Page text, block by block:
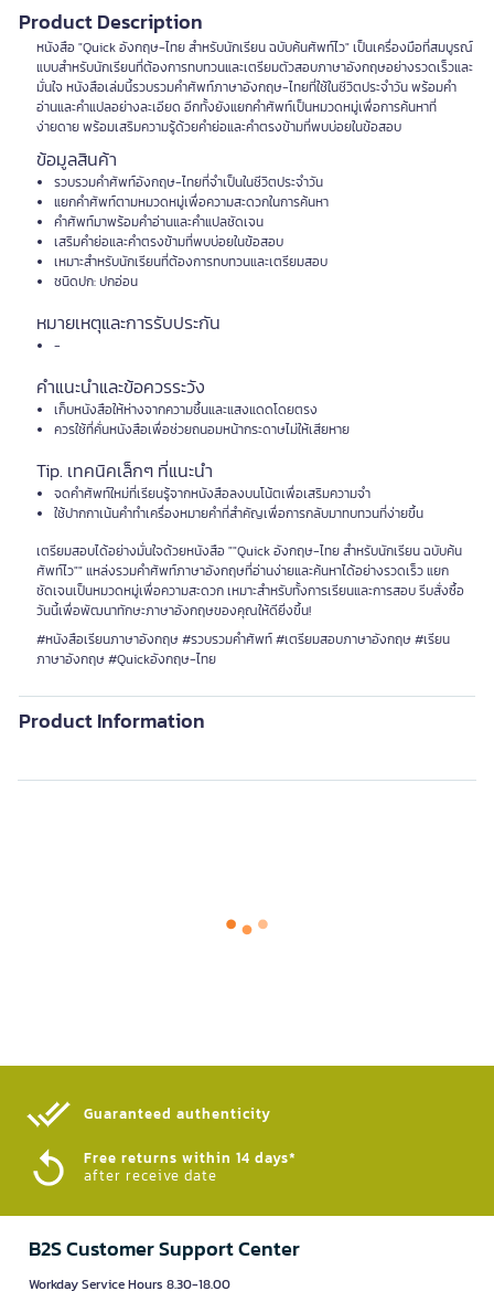
Product Description
หนังสือ "Quick อังกฤษ-ไทย สำหรับนักเรียน ฉบับค้นศัพท์ไว" เป็นเครื่องมือที่สมบูรณ์
แบบสำหรับนักเรียนที่ต้องการทบทวนและเตรียมตัวสอบภาษาอังกฤษอย่างรวดเร็วและ
มั่นใจ หนังสือเล่มนี้รวบรวมคำศัพท์ภาษาอังกฤษ-ไทยที่ใช้ในชีวิตประจำวัน พร้อมคำ
อ่านและคำแปลอย่างละเอียด อีกทั้งยังแยกคำศัพท์เป็นหมวดหมู่เพื่อการค้นหาที่
ง่ายดาย พร้อมเสริมความรู้ด้วยคำย่อและคำตรงข้ามที่พบบ่อยในข้อสอบ
ข้อมูลสินค้า
รวบรวมคำศัพท์อังกฤษ-ไทยที่จำเป็นในชีวิตประจำวัน
แยกคำศัพท์ตามหมวดหมู่เพื่อความสะดวกในการค้นหา
คำศัพท์มาพร้อมคำอ่านและคำแปลชัดเจน
เสริมคำย่อและคำตรงข้ามที่พบบ่อยในข้อสอบ
เหมาะสำหรับนักเรียนที่ต้องการทบทวนและเตรียมสอบ
ชนิดปก: ปกอ่อน
หมายเหตุและการรับประกัน
-
คำแนะนำและข้อควรระวัง
เก็บหนังสือให้ห่างจากความชื้นและแสงแดดโดยตรง
ควรใช้ที่คั่นหนังสือเพื่อช่วยถนอมหน้ากระดาษไม่ให้เสียหาย
Tip. เทคนิคเล็กๆ ที่แนะนำ
จดคำศัพท์ใหม่ที่เรียนรู้จากหนังสือลงบนโน้ตเพื่อเสริมความจำ
ใช้ปากกาเน้นคำทำเครื่องหมายคำที่สำคัญเพื่อการกลับมาทบทวนที่ง่ายขึ้น
เตรียมสอบได้อย่างมั่นใจด้วยหนังสือ ""Quick อังกฤษ-ไทย สำหรับนักเรียน ฉบับค้น
ศัพท์ไว"" แหล่งรวมคำศัพท์ภาษาอังกฤษที่อ่านง่ายและค้นหาได้อย่างรวดเร็ว แยก
ชัดเจนเป็นหมวดหมู่เพื่อความสะดวก เหมาะสำหรับทั้งการเรียนและการสอบ รีบสั่งซื้อ
วันนี้เพื่อพัฒนาทักษะภาษาอังกฤษของคุณให้ดียิ่งขึ้น!
#หนังสือเรียนภาษาอังกฤษ #รวบรวมคำศัพท์ #เตรียมสอบภาษาอังกฤษ #เรียน
ภาษาอังกฤษ #Quickอังกฤษ-ไทย
Product Information
Guaranteed authenticity​
Free returns within 14 days*
after receive date
B2S Customer Support Center
Workday Service Hours 8.30-18.00